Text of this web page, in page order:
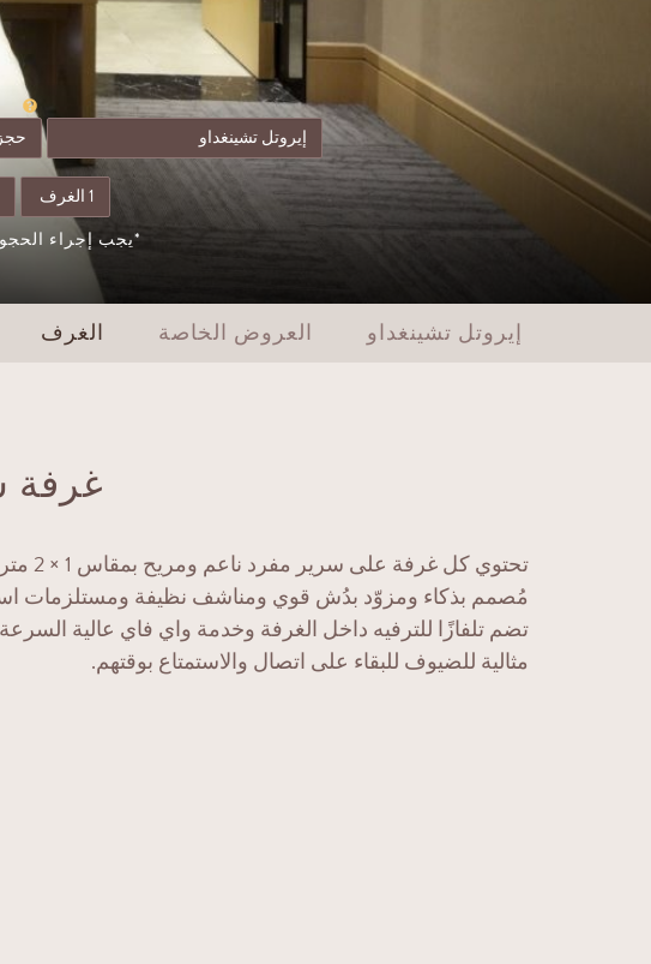
*يجب إجراء
إيروتل تشينغداو العروض الخاصة الغرف
غرفة
تحتوي كل
مُصمم بذكاء ومزوّد بدُش قوي ومناشف نظيفة ومستلزمات
تضم تلفازًا للترفيه داخل الغرفة وخدمة واي فاي عالية
مثالية للضيوف للبقاء على اتصال والاستمتاع بوقتهم.